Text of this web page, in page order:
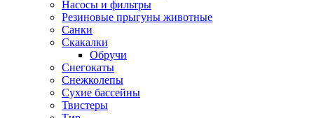
Насосы и фильтры
Резиновые прыгуны животные
Санки
Скакалки
Обручи
Снегокаты
Снежколепы
Сухие бассейны
Твистеры